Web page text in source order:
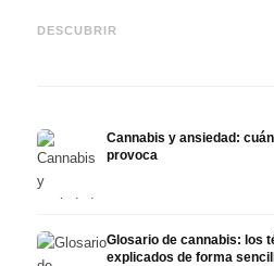
DESCUBRIR
Epidiolex y el estado actual
Cannabis y ansiedad:
provoca
Glosario de cannabis: los
explicados de forma